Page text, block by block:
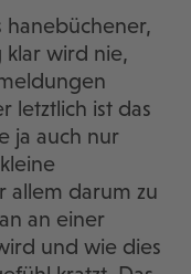
hanebüchener,
klar wird nie,
letztlich ist das
ja auch nur
allem darum zu
an einer
und wie dies